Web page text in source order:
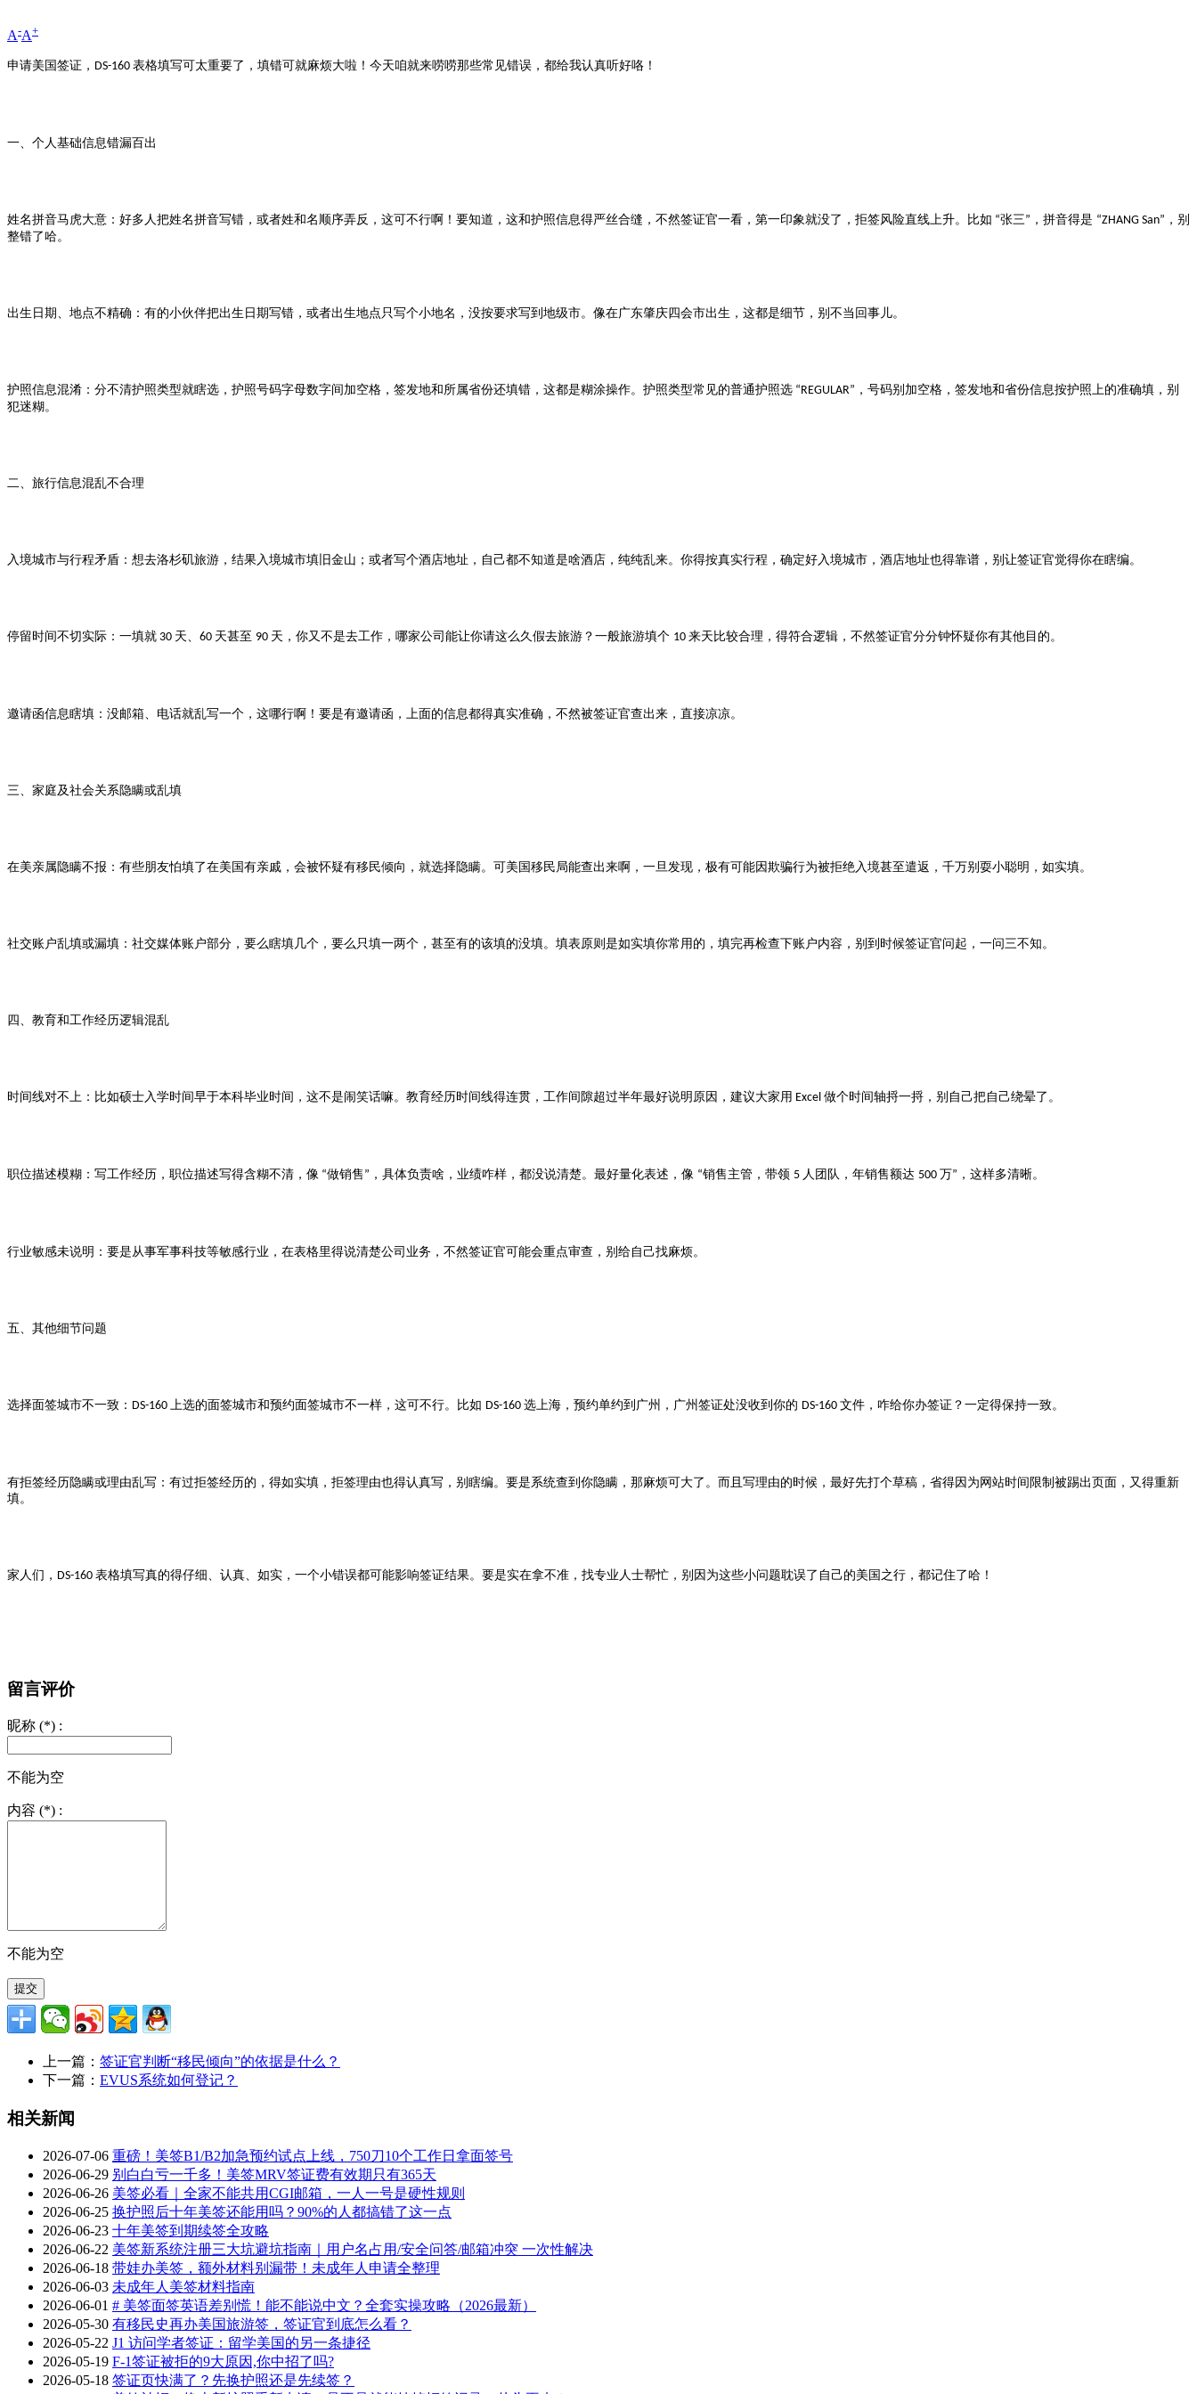
A-A+
申请美国签证， DS-160 表格填写可太重要了，填错可就麻烦大啦！今天咱就来唠唠那些常见错误，都给我认真听好咯！
一、个人基础信息错漏百出
姓名拼音马虎大意：好多人把姓名拼音写错，或者姓和名顺序弄反，这可不行啊！要知道，这和护照信息得严丝合缝，不然签证官一看，第一印象就没了，拒签风险直线上升。比如 “张三” ，拼音得是 “ZHANG San” ，别
整错了哈。
出生日期、地点不精确：有的小伙伴把出生日期写错，或者出生地点只写个小地名，没按要求写到地级市。像在广东肇庆四会市出生，这都是细节，别不当回事儿。
护照信息混淆：分不清护照类型就瞎选，护照号码字母数字间加空格，签发地和所属省份还填错，这都是糊涂操作。护照类型常见的普通护照选 “REGULAR” ，号码别加空格，签发地和省份信息按护照上的准确填，别
犯迷糊。
二、旅行信息混乱不合理
入境城市与行程矛盾：想去洛杉矶旅游，结果入境城市填旧金山；或者写个酒店地址，自己都不知道是啥酒店，纯纯乱来。你得按真实行程，确定好入境城市，酒店地址也得靠谱，别让签证官觉得你在瞎编。
停留时间不切实际：一填就 30 天、 60 天甚至 90 天，你又不是去工作，哪家公司能让你请这么久假去旅游？一般旅游填个 10 来天比较合理，得符合逻辑，不然签证官分分钟怀疑你有其他目的。
邀请函信息瞎填：没邮箱、电话就乱写一个，这哪行啊！要是有邀请函，上面的信息都得真实准确，不然被签证官查出来，直接凉凉。
三、家庭及社会关系隐瞒或乱填
在美亲属隐瞒不报：有些朋友怕填了在美国有亲戚，会被怀疑有移民倾向，就选择隐瞒。可美国移民局能查出来啊，一旦发现，极有可能因欺骗行为被拒绝入境甚至遣返，千万别耍小聪明，如实填。
社交账户乱填或漏填：社交媒体账户部分，要么瞎填几个，要么只填一两个，甚至有的该填的没填。填表原则是如实填你常用的，填完再检查下账户内容，别到时候签证官问起，一问三不知。
四、教育和工作经历逻辑混乱
时间线对不上：比如硕士入学时间早于本科毕业时间，这不是闹笑话嘛。教育经历时间线得连贯，工作间隙超过半年最好说明原因，建议大家用 Excel 做个时间轴捋一捋，别自己把自己绕晕了。
职位描述模糊：写工作经历，职位描述写得含糊不清，像 “做销售” ，具体负责啥，业绩咋样，都没说清楚。最好量化表述，像 “销售主管，带领 5 人团队，年销售额达 500 万” ，这样多清晰。
行业敏感未说明：要是从事军事科技等敏感行业，在表格里得说清楚公司业务，不然签证官可能会重点审查，别给自己找麻烦。
五、其他细节问题
选择面签城市不一致： DS-160 上选的面签城市和预约面签城市不一样，这可不行。比如 DS-160 选上海，预约单约到广州，广州签证处没收到你的 DS-160 文件，咋给你办签证？一定得保持一致。
有拒签经历隐瞒或理由乱写：有过拒签经历的，得如实填，拒签理由也得认真写，别瞎编。要是系统查到你隐瞒，那麻烦可大了。而且写理由的时候，最好先打个草稿，省得因为网站时间限制被踢出页面，又得重新
填。
家人们， DS-160 表格填写真的得仔细、认真、如实，一个小错误都可能影响签证结果。要是实在拿不准，找专业人士帮忙，别因为这些小问题耽误了自己的美国之行，都记住了哈！
留言评价
昵称 (*) :
不能为空
内容 (*) :
不能为空
上一篇： 签证官判断“移民倾向”的依据是什么？
下一篇： EVUS系统如何登记？
相关新闻
2026-07-06 重磅！美签B1/B2加急预约试点上线，750刀10个工作日拿面签号
2026-06-29 别白白亏一千多！美签MRV签证费有效期只有365天
2026-06-26 美签必看｜全家不能共用CGI邮箱，一人一号是硬性规则
2026-06-25 换护照后十年美签还能用吗？90%的人都搞错了这一点
2026-06-23 十年美签到期续签全攻略
2026-06-22 美签新系统注册三大坑避坑指南｜用户名占用/安全问答/邮箱冲突 一次性解决
2026-06-18 带娃办美签，额外材料别漏带！未成年人申请全整理
2026-06-03 未成年人美签材料指南
2026-06-01 # 美签面签英语差别慌！能不能说中文？全套实操攻略（2026最新）
2026-05-30 有移民史再办美国旅游签，签证官到底怎么看？
2026-05-22 J1 访问学者签证：留学美国的另一条捷径
2026-05-19 F-1签证被拒的9大原因,你中招了吗?
2026-05-18 签证页快满了？先换护照还是先续签？